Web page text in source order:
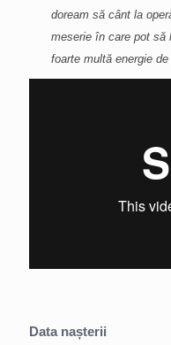
doream să cânt la
meserie în care pot să
foarte multă energie
Data nașterii